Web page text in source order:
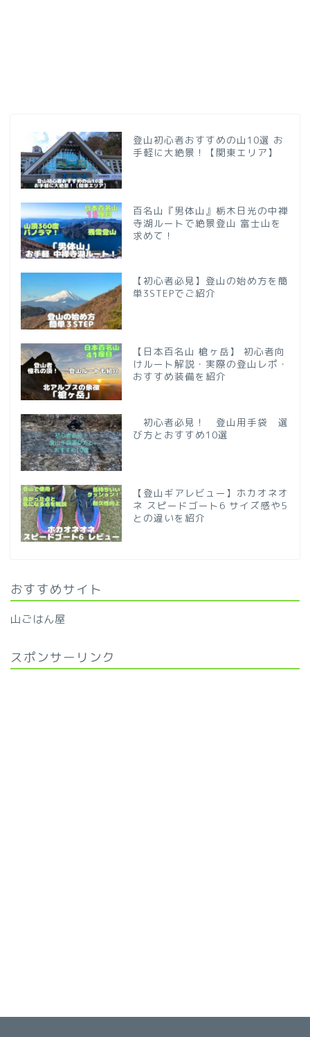
登山初心者おすすめの山10選 お
手軽に大絶景！【関東エリア】
百名山『男体山』栃木日光の中禅
寺湖ルートで絶景登山 富士山を
求めて！
【初心者必見】登山の始め方を簡
単3STEPでご紹介
【日本百名山 槍ヶ岳】 初心者向
けルート解説・実際の登山レポ・
おすすめ装備を紹介
初心者必見！ 登山用手袋 選
び方とおすすめ10選
【登山ギアレビュー】ホカオネオ
ネ スピードゴート6 サイズ感や5
との違いを紹介
おすすめサイト
山ごはん屋
スポンサーリンク